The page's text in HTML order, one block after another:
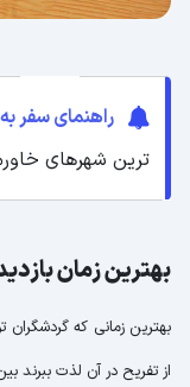
راهنمای سفر
ترین شهرهای
بهترین زمان
بهترین زمانی که گردشگران
از تفریح در آن لذت ببرند